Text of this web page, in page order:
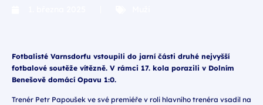
Fotbalisté Varnsdorfu vstoupili do jarní části druhé nejvyšší
fotbalové soutěže vítězně. V rámci 17. kola porazili v Dolním
Benešově domácí Opavu 1:0.
Trenér Petr Papoušek ve své premiéře v roli hlavního trenéra vsadil na